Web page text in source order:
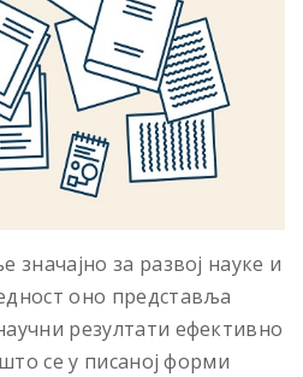
значајно за развој науке и
оно представља
резултати ефективно
се у писаној форми